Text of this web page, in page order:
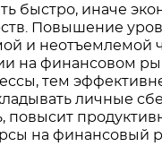
быстро, иначе
Повышение
и неотъемлемой
на финансовом
тем
личные
повысит
на финансовый